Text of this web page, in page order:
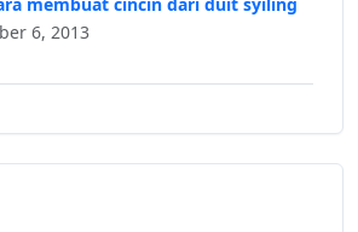
membuat cincin dari duit syiling
6, 2013